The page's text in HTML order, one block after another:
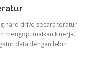
hard drive secara teratur
mengoptimalkan kinerja.
data dengan lebih